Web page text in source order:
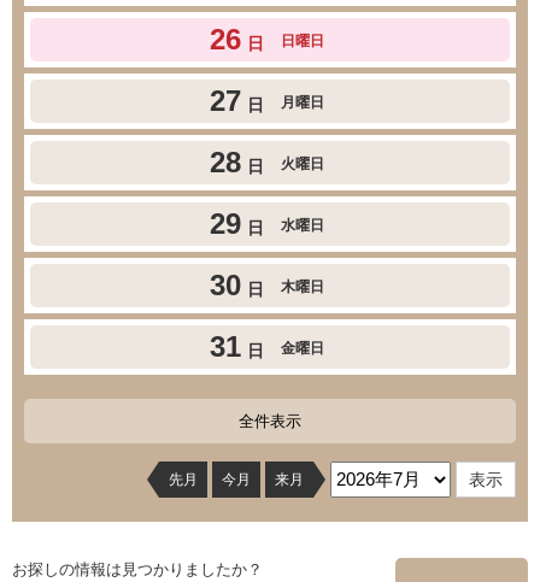
26 日 日曜日
27 日 月曜日
28 日 火曜日
29 日 水曜日
30 日 木曜日
31 日 金曜日
全件表示
先月 今月 来月
お探しの情報は見つかりましたか？